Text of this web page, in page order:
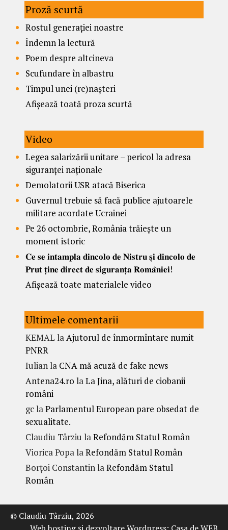
Proză scurtă
Rostul generației noastre
Îndemn la lectură
Poem despre altcineva
Scufundare în albastru
Timpul unei (re)nașteri
Afișează toată proza scurtă
Video
Legea salarizării unitare – pericol la adresa
siguranței naționale
Demolatorii USR atacă Biserica
Guvernul trebuie să facă publice ajutoarele
militare acordate Ucrainei
Pe 26 octombrie, România trăiește un
moment istoric
𝐂𝐞 𝐬𝐞 𝐢𝐧𝐭𝐚𝐦𝐩𝐥𝐚 𝐝𝐢𝐧𝐜𝐨𝐥𝐨 𝐝𝐞 𝐍𝐢𝐬𝐭𝐫𝐮 𝐬̦𝐢 𝐝𝐢𝐧𝐜𝐨𝐥𝐨 𝐝𝐞
𝐏𝐫𝐮𝐭 𝐭̦𝐢𝐧𝐞 𝐝𝐢𝐫𝐞𝐜𝐭 𝐝𝐞 𝐬𝐢𝐠𝐮𝐫𝐚𝐧𝐭̦𝐚 𝐑𝐨𝐦𝐚̂𝐧𝐢𝐞𝐢!
Afișează toate materialele video
Ultimele comentarii
KEMAL laAjutorul de înmormîntare numit
PNRR
Iulianla CNA mă acuză de fake news
Antena24.ro laLa Jina, alături de ciobanii
români
gclaParlamentul European pare obsedat de
sexualitate.
Claudiu Târziu laRefondăm Statul Român
Viorica PopalaRefondăm Statul Român
Borțoi ConstantinlaRefondăm Statul
Român
© Claudiu Târziu, 2026